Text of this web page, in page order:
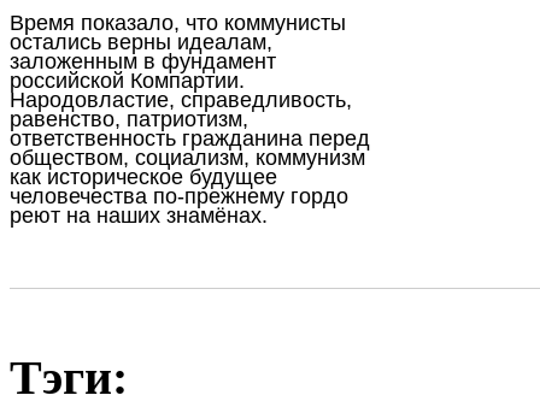
Время показало, что коммунисты
остались верны идеалам,
заложенным в фундамент
российской Компартии.
Народовластие, справедливость,
равенство, патриотизм,
ответственность гражданина перед
обществом, социализм, коммунизм
как историческое будущее
человечества по-прежнему гордо
реют на наших знамёнах.
Тэги: